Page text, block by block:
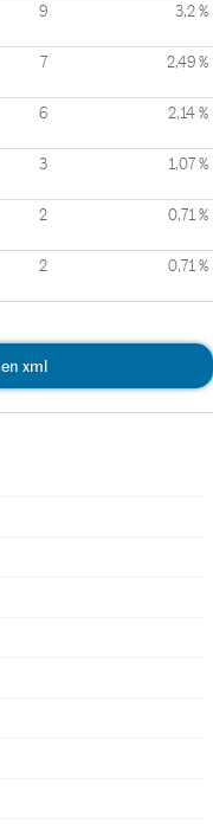
9 3,2 %
7 2,49 %
6 2,14 %
3 1,07 %
2 0,71 %
2 0,71 %
xml